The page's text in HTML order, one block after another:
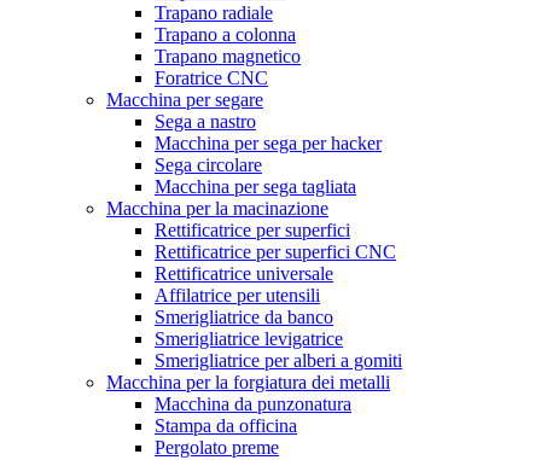
Trapano radiale
Trapano a colonna
Trapano magnetico
Foratrice CNC
Macchina per segare
Sega a nastro
Macchina per sega per hacker
Sega circolare
Macchina per sega tagliata
Macchina per la macinazione
Rettificatrice per superfici
Rettificatrice per superfici CNC
Rettificatrice universale
Affilatrice per utensili
Smerigliatrice da banco
Smerigliatrice levigatrice
Smerigliatrice per alberi a gomiti
Macchina per la forgiatura dei metalli
Macchina da punzonatura
Stampa da officina
Pergolato preme